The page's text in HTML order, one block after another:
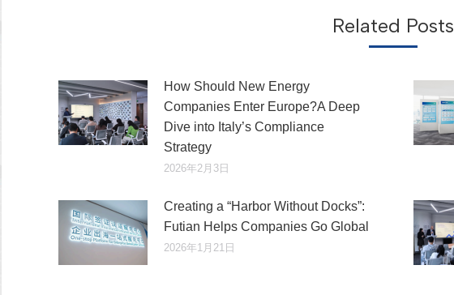
章：
Related Posts
How Should New Energy
Companies Enter Europe?A Deep
Dive into Italy’s Compliance
Strategy
2026年2月3日
Creating a “Harbor Without Docks”:
Futian Helps Companies Go Global
2026年1月21日